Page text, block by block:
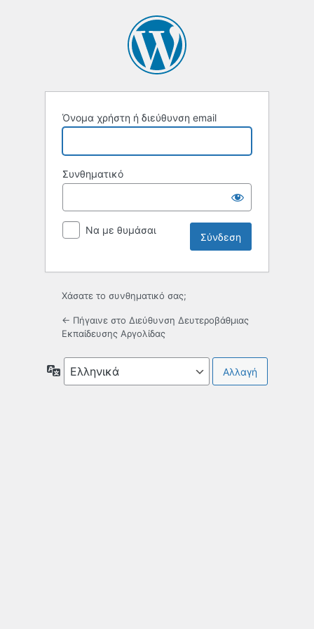
Όνομα χρήστη ή διεύθυνση email
Συνθηματικό
Να με θυμάσαι
Χάσατε το συνθηματικό σας;
← Πήγαινε στο Διεύθυνση Δευτεροβάθμιας
Εκπαίδευσης Αργολίδας
Γλώσσα